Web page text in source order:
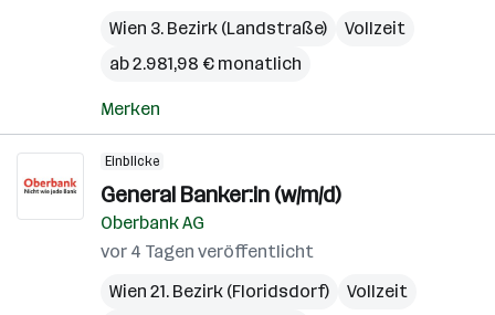
Wien 3. Bezirk (Landstraße)
Vollzeit
ab 2.981,98 € monatlich
Merken
Einblicke
General Banker:in (w/m/d)
Oberbank AG
vor 4 Tagen veröffentlicht
Wien 21. Bezirk (Floridsdorf)
Vollzeit